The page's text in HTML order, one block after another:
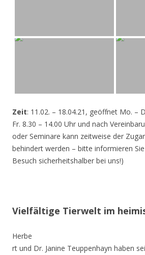
Zeit: 11.02. – 18.04.21, geöffnet Mo. –
Fr. 8.30 – 14.00 Uhr und nach
oder Seminare kann zeitweise der
behindert werden – bitte informieren
Besuch sicherheitshalber bei uns!)
Vielfältige Tierwelt im
Herbe
rt und Dr. Janine Teuppenhayn haben